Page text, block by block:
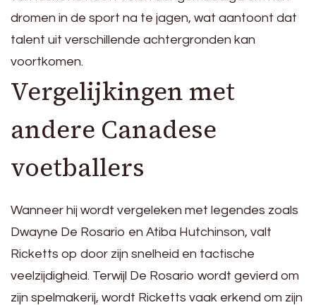
dromen in de sport na te jagen, wat aantoont dat
talent uit verschillende achtergronden kan
voortkomen.
Vergelijkingen met
andere Canadese
voetballers
Wanneer hij wordt vergeleken met legendes zoals
Dwayne De Rosario en Atiba Hutchinson, valt
Ricketts op door zijn snelheid en tactische
veelzijdigheid. Terwijl De Rosario wordt gevierd om
zijn spelmakerij, wordt Ricketts vaak erkend om zijn